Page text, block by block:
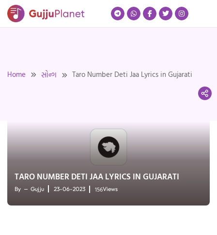
Skip
Home સોન્ગ Taro Number Deti Jaa Lyrics in Gujarati
TARO NUMBER DETI JAA LYRICS IN GUJARATI
By Gujju 23-06-2023 156Views